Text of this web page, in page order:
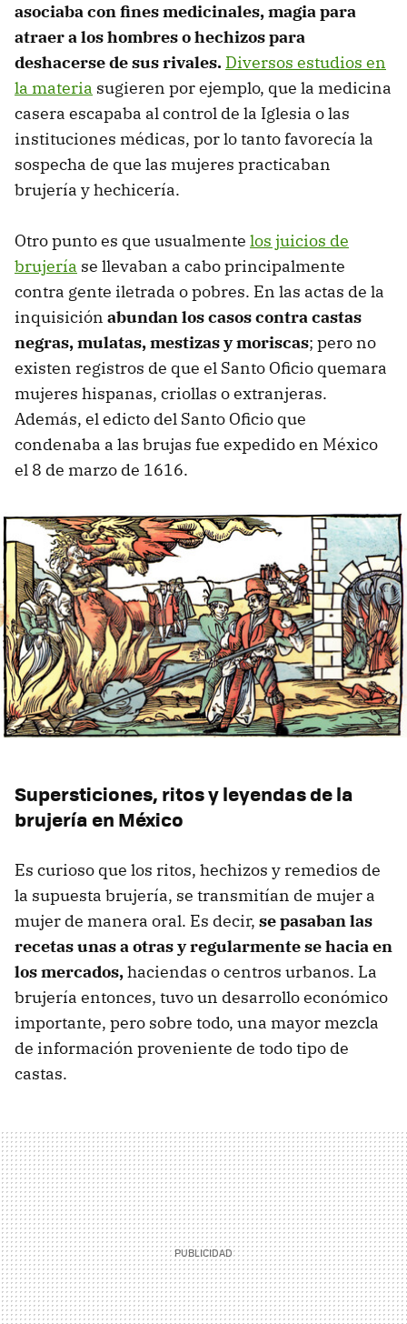
asociaba con fines medicinales, magia para
atraer a los hombres o hechizos para
deshacerse de sus rivales. Diversos estudios en
la materia sugieren por ejemplo, que la medicina
casera escapaba al control de la Iglesia o las
instituciones médicas, por lo tanto favorecía la
sospecha de que las mujeres practicaban
brujería y hechicería.
Otro punto es que usualmente los juicios de
brujería se llevaban a cabo principalmente
contra gente iletrada o pobres. En las actas de la
inquisición abundan los casos contra castas
negras, mulatas, mestizas y moriscas; pero no
existen registros de que el Santo Oficio quemara
mujeres hispanas, criollas o extranjeras.
Además, el edicto del Santo Oficio que
condenaba a las brujas fue expedido en México
el 8 de marzo de 1616.
Supersticiones, ritos y leyendas de la
brujería en México
Es curioso que los ritos, hechizos y remedios de
la supuesta brujería, se transmitían de mujer a
mujer de manera oral. Es decir, se pasaban las
recetas unas a otras y regularmente se hacia en
los mercados,haciendas o centros urbanos. La
brujería entonces, tuvo un desarrollo económico
importante, pero sobre todo, una mayor mezcla
de información proveniente de todo tipo de
castas.